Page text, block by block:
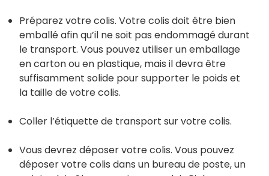
Préparez votre colis. Votre colis doit être bien
emballé afin qu’il ne soit pas endommagé durant
le transport. Vous pouvez utiliser un emballage
en carton ou en plastique, mais il devra être
suffisamment solide pour supporter le poids et
la taille de votre colis.
Coller l’étiquette de transport sur votre colis.
Vous devrez déposer votre colis. Vous pouvez
déposer votre colis dans un bureau de poste, un